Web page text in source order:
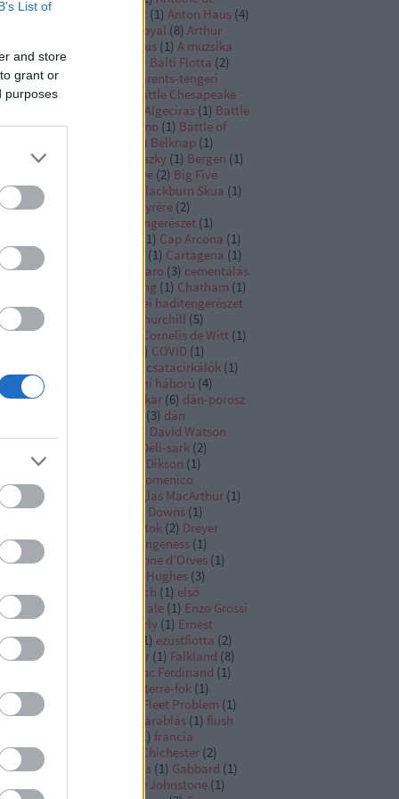
List of
and store
grant or
purposes
(1) Anton Hadművelet (1) Anton Haus (4)
Ark Royal (8) Arthur
Audacious (1) A muzsika
( 1)bálnavadászat Balti Flotta (2)
(1)Barbarigo
Barents-tengeri
(1)Basque Roads
Battle Chesapeake
Battle of Algeciras (1) Battle
(1)Battle of Palermo (1) Battle of
) Belknap (1)
Tillman
Benyovszky (1) Bergen (1)
Big Five (2) Big Five
Blackburn Skua (1)
de Lezo
Boué de Lapeyrére (2)
brazil haditengerészet (1)
1) Cap Arcona (1)
Cattaneo
(1) Cartagena (1)
hadművelet
Cattaro (3) cementálás
Charles d’Estaing (1) Chatham (1)
(1)
chilei haditengerészet
Christopher Cradock Churchill (5)
Cornelis de Witt (1)
) COVID (1)
csatacirkálók (1)
Csendes-óceáni háború (4)
(1 Dakar (6) dán-porosz
(3) dán
David Watson
Déli-sark (2)
Dikson (1)
Domenico
( Douglas MacArthur (1)
(1)Doveton Sturdee Downs (1)
dreadnoughtok (2) Dreyer
(1)Dudley North Dungeness (1)
osztály
d’Estienne d’Orves (1)
Edward Hughes (3)
Spragge
Egon Lerch (1) első
Entente Cordiale (1) Enzo Grossi
Erich Raeder Eric Tabarly (1) Ernest
1) ezüstflotta (2)
Fairey Fulmar (1) Falkland (8)
Ferenc Ferdinánd (1)
Instructions
Finisterre-fok (1)
1) Fleet Problem (1)
verseny
flottarablás (1) flush
1) francia
Francis Chichester (2)
Jack Fletcher
Furious (1) Gabbard (1)
George Johnstone (1)